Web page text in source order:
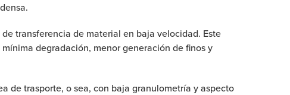
transferencia de material en baja velocidad. Este
degradación, menor generación de finos y
de trasporte, o sea, con baja granulometría y aspecto